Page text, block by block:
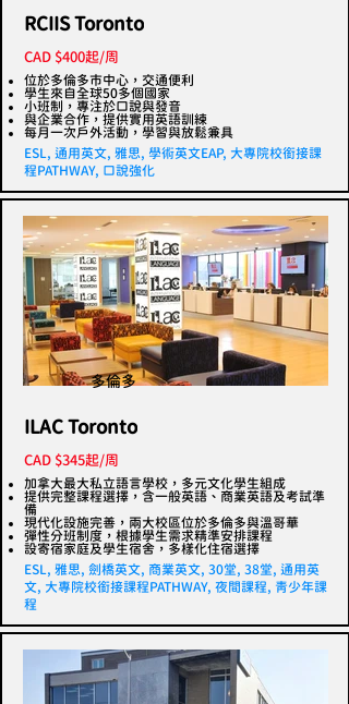
RCIIS Toronto
CAD $400起/周
位於多倫多市中心，交通便利
學生來自全球50多個國家
小班制，專注於口說與發音
與企業合作，提供實用英語訓練
每月一次戶外活動，學習與放鬆兼具
ESL, 通用英文, 雅思, 學術英文EAP, 大專院校銜接課
程PATHWAY, 口說強化
多倫多
ILAC Toronto
CAD $345起/周
加拿大最大私立語言學校，多元文化學生組成
提供完整課程選擇，含一般英語、商業英語及考試準
備
現代化設施完善，兩大校區位於多倫多與溫哥華
彈性分班制度，根據學生需求精準安排課程
設寄宿家庭及學生宿舍，多樣化住宿選擇
ESL, 雅思, 劍橋英文, 商業英文, 30堂, 38堂, 通用英
文, 大專院校銜接課程PATHWAY, 夜間課程, 青少年課
程